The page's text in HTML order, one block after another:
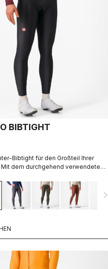
BIBTIGHT
Bibtight für den Großteil Ihrer
dem durchgehend verwendetem,
Nähten zum Minimieren von
Progetto X2 Air Seamless-
bequemes Fahren auch an langen
unser Schwerpunkt bei dieser Hose
navigate_next